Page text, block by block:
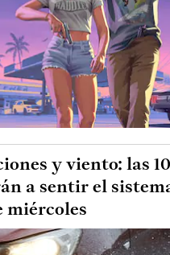
y viento: las
a sentir el
miércoles